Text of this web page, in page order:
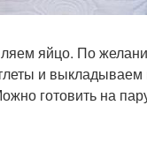
яйцо. По
и выкладываем
готовить на